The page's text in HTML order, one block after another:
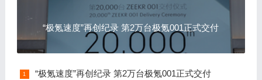
“极氪速度”再创纪录 第2万台极氪001正式交付
“极氪速度”再创纪录 第2万台极氪001正式交付